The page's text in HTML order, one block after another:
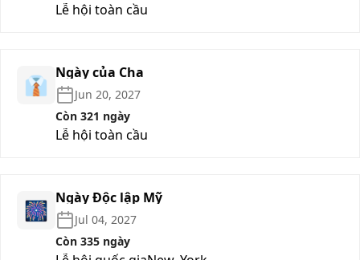
Lễ hội toàn cầu
👔 Ngày của Cha
Jun 20, 2027
Còn 321 ngày
Lễ hội toàn cầu
🎆 Ngày Độc lập Mỹ
Jul 04, 2027
Còn 335 ngày